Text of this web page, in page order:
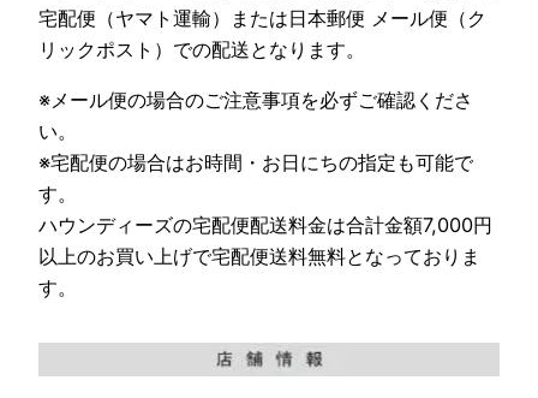
宅配便（ヤマト運輸）または日本郵便 メール便（ク
リックポスト）での配送となります。
※メール便の場合のご注意事項を必ずご確認くださ
い。
※宅配便の場合はお時間・お日にちの指定も可能で
す。
ハウンディーズの宅配便配送料金は合計金額7,000円
以上のお買い上げで宅配便送料無料となっておりま
す。